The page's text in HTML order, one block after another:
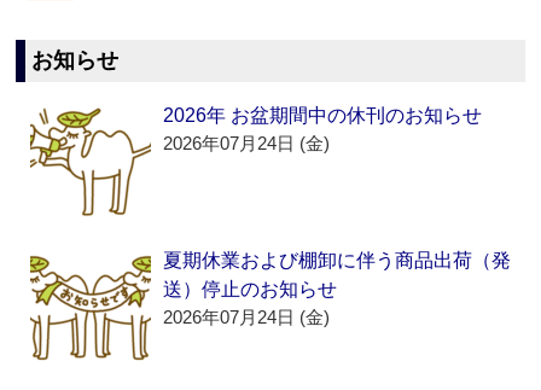
お知らせ
2026年 お盆期間中の休刊のお知らせ
2026年07月24日 (金)
夏期休業および棚卸に伴う商品出荷（発
送）停止のお知らせ
2026年07月24日 (金)